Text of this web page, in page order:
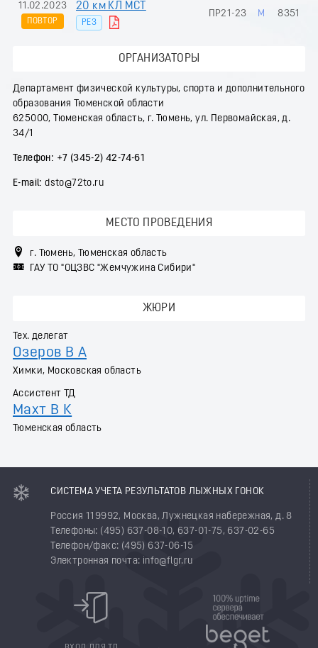
11.02.2023
ПОВТОР
20 км КЛ МСТ
РЕЗ
ПР21-23 М 8351
ОРГАНИЗАТОРЫ
Департамент физической культуры, спорта и дополнительного
образования Тюменской области
625000, Тюменская область, г. Тюмень, ул. Первомайская, д.
34/1
Телефон: +7 (345-2) 42-74-61
Е-mail: dsto@72to.ru
МЕСТО ПРОВЕДЕНИЯ
г. Тюмень, Тюменская область
ГАУ ТО "ОЦЗВС "Жемчужина Сибири"
ЖЮРИ
Тех. делегат
Озеров В А
Химки, Московская область
Ассистент ТД
Махт В К
Тюменская область
СИСТЕМА УЧЕТА РЕЗУЛЬТАТОВ ЛЫЖНЫХ ГОНОК
Россия 119992, Москва, Лужнецкая набережная, д. 8
Телефоны: (495) 637-08-10, 637-01-75, 637-02-65
Телефон/факс: (495) 637-06-15
Электронная почта: info@flgr.ru